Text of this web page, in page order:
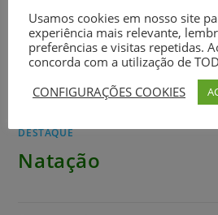
0 COMENTÁRIO
DESTAQUE
Natação
Usamos cookies em nosso site
experiência mais relevante,
preferências e visitas repetidas.
concorda com a utilização de
CONFIGURAÇÕES COOKIES